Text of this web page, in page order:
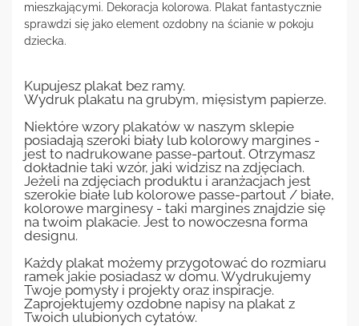
mieszkającymi. Dekoracja kolorowa. Plakat fantastycznie
sprawdzi się jako element ozdobny na ścianie w pokoju
dziecka.
Kupujesz plakat bez ramy.
Wydruk plakatu na grubym, mięsistym papierze.
Niektóre wzory plakatów w naszym sklepie
posiadają szeroki biały lub kolorowy margines -
jest to nadrukowane passe-partout. Otrzymasz
dokładnie taki wzór, jaki widzisz na zdjęciach.
Jeżeli na zdjęciach produktu i aranżacjach jest
szerokie białe lub kolorowe passe-partout / białe,
kolorowe marginesy - taki margines znajdzie się
na twoim plakacie. Jest to nowoczesna forma
designu.
Każdy plakat możemy przygotować do rozmiaru
ramek jakie posiadasz w domu. Wydrukujemy
Twoje pomysły i projekty oraz inspiracje.
Zaprojektujemy ozdobne napisy na plakat z
Twoich ulubionych cytatów.